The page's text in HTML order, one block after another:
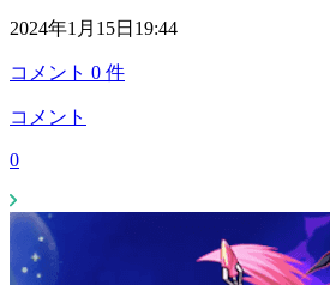
2024年1月15日19:44
コメント 0 件
コメント
0